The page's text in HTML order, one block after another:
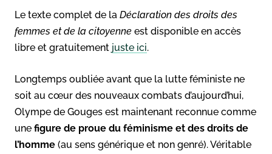
Le texte complet de la Déclaration des droits des
femmes et de la citoyenne est disponible en accès
libre et gratuitement juste ici.
Longtemps oubliée avant que la lutte féministe ne
soit au cœur des nouveaux combats d’aujourd’hui,
Olympe de Gouges est maintenant reconnue comme
une figure de proue du féminisme et des droits de
l’homme (au sens générique et non genré). Véritable